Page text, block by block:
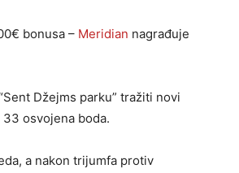
bonusa – Meridian nagrađuje
Džejms parku” tražiti novi
osvojena boda.
a nakon trijumfa protiv